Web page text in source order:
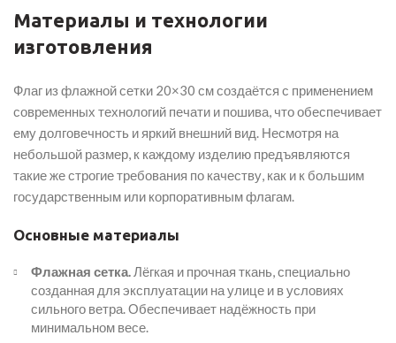
Материалы и технологии
изготовления
Флаг из флажной сетки 20×30 см создаётся с применением
современных технологий печати и пошива, что обеспечивает
ему долговечность и яркий внешний вид. Несмотря на
небольшой размер, к каждому изделию предъявляются
такие же строгие требования по качеству, как и к большим
государственным или корпоративным флагам.
Основные материалы
Флажная сетка. Лёгкая и прочная ткань, специально
созданная для эксплуатации на улице и в условиях
сильного ветра. Обеспечивает надёжность при
минимальном весе.